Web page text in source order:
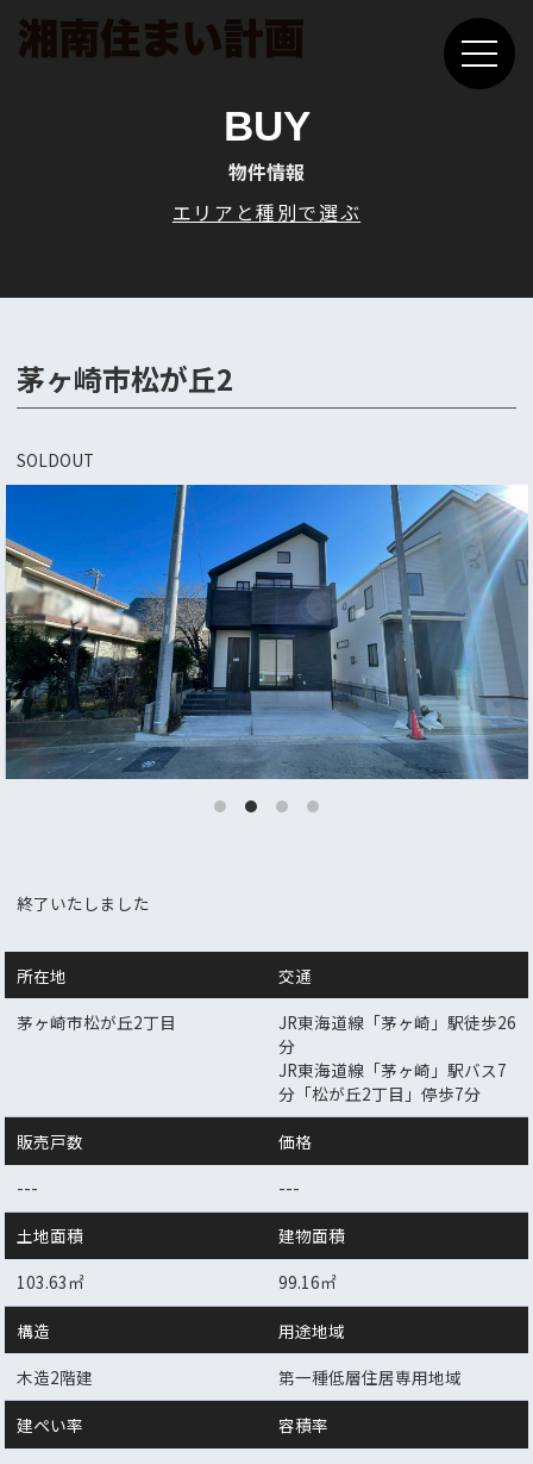
BUY
物件情報
エリアと種別で選ぶ
茅ヶ崎市松が丘2
SOLDOUT
終了いたしました
所在地
茅ヶ崎市松が丘2丁目
交通
JR東海道線「茅ヶ崎」駅徒歩26
分
JR東海道線「茅ヶ崎」駅バス7
分「松が丘2丁目」停歩7分
販売戸数
---
価格
---
土地面積
103.63㎡
建物面積
99.16㎡
構造
木造2階建
用途地域
第一種低層住居専用地域
建ぺい率
容積率